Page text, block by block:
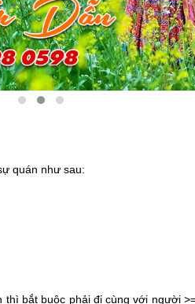
quán như sau:
bắt buộc phải đi cùng với người